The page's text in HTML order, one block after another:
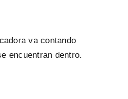
va contando
encuentran dentro.